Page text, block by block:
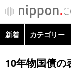
新着 カテゴリー
政治・外交
10年物国債の